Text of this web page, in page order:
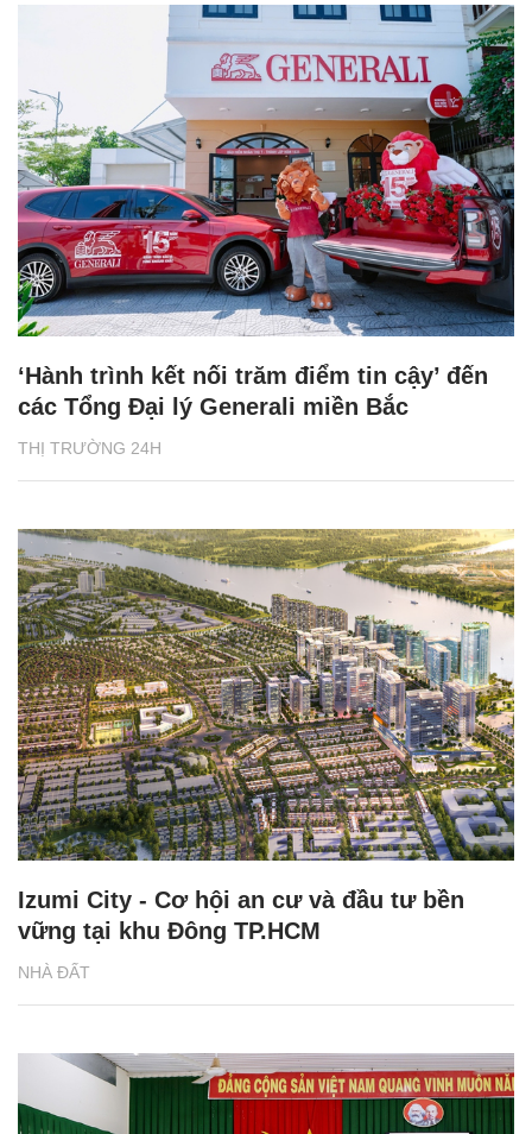
THỊ TRƯỜNG 24H
‘Hành trình kết nối trăm điểm tin cậy’ đến
các Tổng Đại lý Generali miền Bắc
NHÀ ĐẤT
Izumi City - Cơ hội an cư và đầu tư bền
vững tại khu Đông TP.HCM